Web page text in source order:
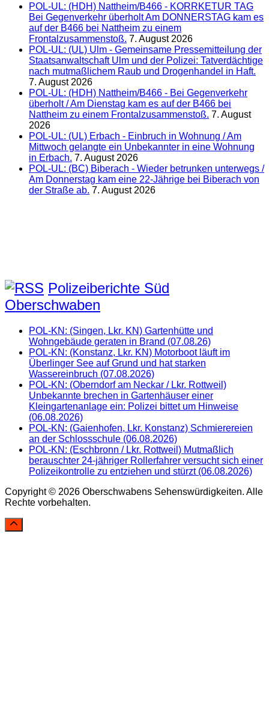
POL-UL: (HDH) Nattheim/B466 - KORRKETUR TAG
Bei Gegenverkehr überholt Am DONNERSTAG kam es
auf der B466 bei Nattheim zu einem
Frontalzusammenstoß. 7. August 2026
POL-UL: (UL) Ulm - Gemeinsame Pressemitteilung der
Staatsanwaltschaft Ulm und der Polizei: Tatverdächtige
nach mutmaßlichem Raub und Drogenhandel in Haft.
7. August 2026
POL-UL: (HDH) Nattheim/B466 - Bei Gegenverkehr
überholt / Am Dienstag kam es auf der B466 bei
Nattheim zu einem Frontalzusammenstoß. 7. August
2026
POL-UL: (UL) Erbach - Einbruch in Wohnung / Am
Mittwoch gelangte ein Unbekannter in eine Wohnung
in Erbach. 7. August 2026
POL-UL: (BC) Biberach - Wieder betrunken unterwegs /
Am Donnerstag kam eine 22-Jährige bei Biberach von
der Straße ab. 7. August 2026
Polizeiberichte Süd
Oberschwaben
POL-KN: (Singen, Lkr. KN) Gartenhütte und
Wohngebäude geraten in Brand (07.08.26)
POL-KN: (Konstanz, Lkr. KN) Motorboot läuft im
Überlinger See auf Grund und hat starken
Wassereinbruch (07.08.2026)
POL-KN: (Oberndorf am Neckar / Lkr. Rottweil)
Unbekannte brechen in Gartenhäuser einer
Kleingartenanlage ein: Polizei bittet um Hinweise
(06.08.2026)
POL-KN: (Gaienhofen, Lkr. Konstanz) Schmierereien
an der Schlossschule (06.08.2026)
POL-KN: (Eschbronn / Lkr. Rottweil) Mutmaßlich
berauschter 24-jähriger Rollerfahrer versucht sich einer
Polizeikontrolle zu entziehen und stürzt (06.08.2026)
Copyright © 2026 Oberschwabens Sehenswürdigkeiten. Alle
Rechte vorbehalten.